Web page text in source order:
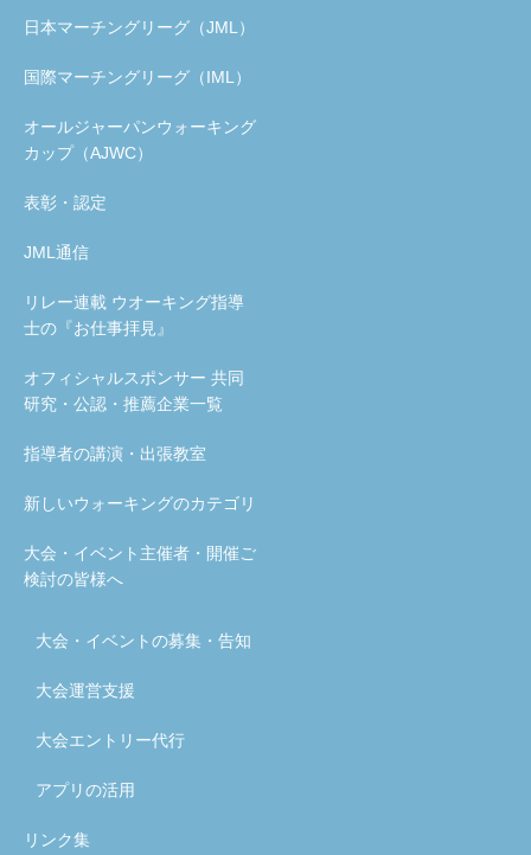
日本マーチングリーグ（JML）
国際マーチングリーグ（IML）
オールジャーパンウォーキング
カップ（AJWC）
表彰・認定
JML通信
リレー連載 ウオーキング指導
士の『お仕事拝見』
オフィシャルスポンサー 共同
研究・公認・推薦企業一覧
指導者の講演・出張教室
新しいウォーキングのカテゴリ
大会・イベント主催者・開催ご
検討の皆様へ
大会・イベントの募集・告知
大会運営支援
大会エントリー代行
アプリの活用
リンク集